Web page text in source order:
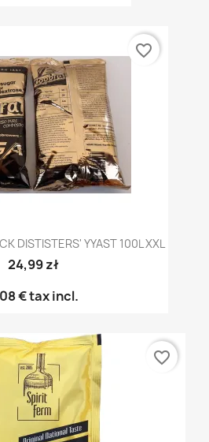
DISTISTERS' YYAST 100L XXL
24,99 zł
€tax incl.
favorite_border
favorite_border